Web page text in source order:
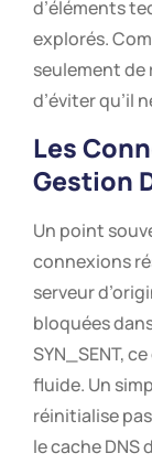
d’éléments
explorés.
seulement de
d’éviter qu’il
Les
Gestion
Un point
connexions
serveur
bloquées
SYN_SENT,
fluide. Un
réinitialise
le cache